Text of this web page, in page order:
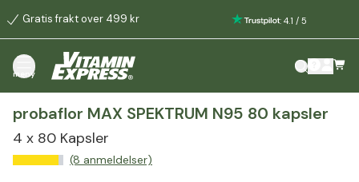
Gratis frakt over 499 kr : 4.1 / 5
meny
probaflor MAX SPEKTRUM N95 80 kapsler
4 x 80 Kapsler
(8 anmeldelser)